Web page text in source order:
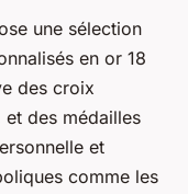
une sélection
en or 18
des croix
des médailles
et
comme les